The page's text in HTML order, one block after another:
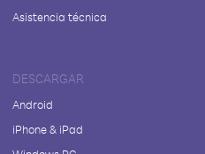
Asistencia técnica
DESCARGAR
Android
iPhone & iPad